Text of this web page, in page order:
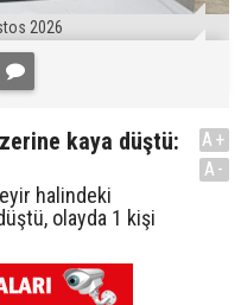
2026
kaya düştü:
halindeki
olayda 1 kişi
A+
A-